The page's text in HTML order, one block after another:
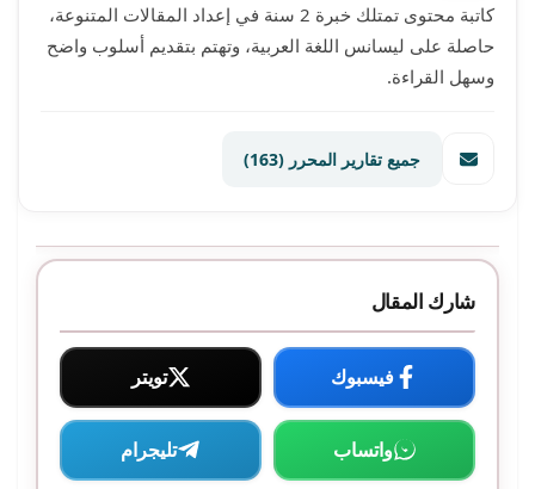
كاتبة محتوى تمتلك خبرة 2 سنة في إعداد المقالات المتنوعة،
حاصلة على ليسانس اللغة العربية، وتهتم بتقديم أسلوب واضح
وسهل القراءة.
جميع تقارير المحرر (163)
شارك المقال
فيسبوك تويتر
واتساب تليجرام